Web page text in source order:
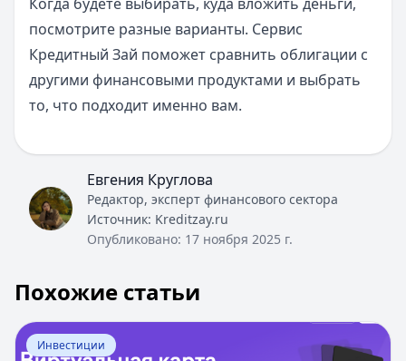
посмотрите разные варианты. Сервис
Кредитный Зай поможет сравнить облигации с
другими финансовыми продуктами и выбрать
то, что подходит именно вам.
Евгения Круглова
Редактор, эксперт финансового сектора
Источник: Kreditzay.ru
Опубликовано: 17 ноября 2025 г.
Похожие статьи
Перейти к статье: Яндекс.Деньги перевод с карты на
Инвестиции